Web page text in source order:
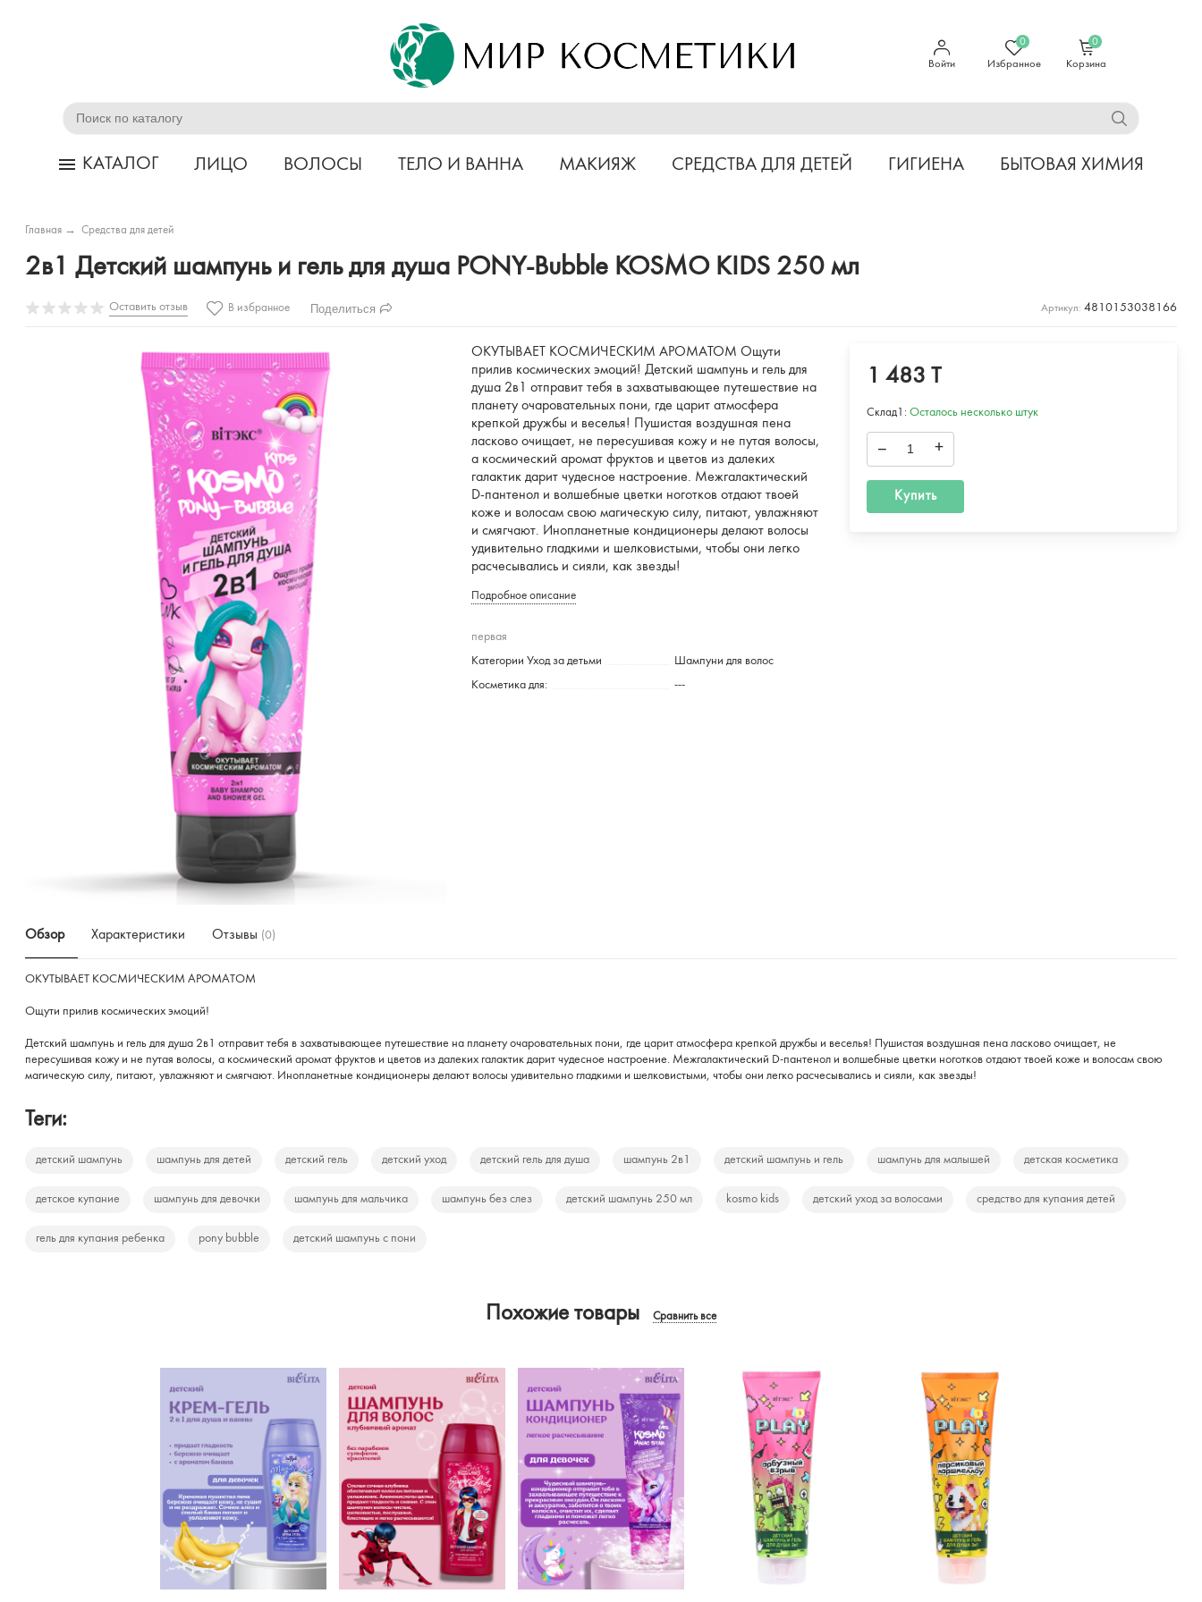
Войти
0
Избранное
0
Корзина
КАТАЛОГ ЛИЦО ВОЛОСЫ ТЕЛО И ВАННА МАКИЯЖ СРЕДСТВА ДЛЯ ДЕТЕЙ ГИГИЕНА БЫТОВАЯ ХИМИЯ
Главная → Средства для детей
2в1 Детский шампунь и гель для душа PONY-Bubble KOSMO KIDS 250 мл
Оставить отзыв В избранное Поделиться Артикул: 4810153038166
ОКУТЫВАЕТ КОСМИЧЕСКИМ АРОМАТОМ Ощути
прилив космических эмоций! Детский шампунь и гель для
душа 2в1 отправит тебя в захватывающее путешествие на
планету очаровательных пони, где царит атмосфера
крепкой дружбы и веселья! Пушистая воздушная пена
ласково очищает, не пересушивая кожу и не путая волосы,
а космический аромат фруктов и цветов из далеких
галактик дарит чудесное настроение. Межгалактический
D-пантенол и волшебные цветки ноготков отдают твоей
коже и волосам свою магическую силу, питают, увлажняют
и смягчают. Инопланетные кондиционеры делают волосы
удивительно гладкими и шелковистыми, чтобы они легко
расчесывались и сияли, как звезды!
Подробное описание
первая
Категории Уход за детьми Шампуни для волос
Косметика для: ---
1 483 T
Склад1: Осталось несколько штук
– +
Купить
Обзор Характеристики Отзывы (0)
ОКУТЫВАЕТ КОСМИЧЕСКИМ АРОМАТОМ
Ощути прилив космических эмоций!
Детский шампунь и гель для душа 2в1 отправит тебя в захватывающее путешествие на планету очаровательных пони, где царит атмосфера крепкой дружбы и веселья! Пушистая воздушная пена ласково очищает, не
пересушивая кожу и не путая волосы, а космический аромат фруктов и цветов из далеких галактик дарит чудесное настроение. Межгалактический D-пантенол и волшебные цветки ноготков отдают твоей коже и волосам свою
магическую силу, питают, увлажняют и смягчают. Инопланетные кондиционеры делают волосы удивительно гладкими и шелковистыми, чтобы они легко расчесывались и сияли, как звезды!
Теги:
детский шампунь шампунь для детей детский гель детский уход детский гель для душа шампунь 2в1 детский шампунь и гель шампунь для малышей детская косметика
детское купание шампунь для девочки шампунь для мальчика шампунь без слез детский шампунь 250 мл kosmo kids детский уход за волосами средство для купания детей
гель для купания ребенка pony bubble детский шампунь с пони
Похожие товары Сравнить все